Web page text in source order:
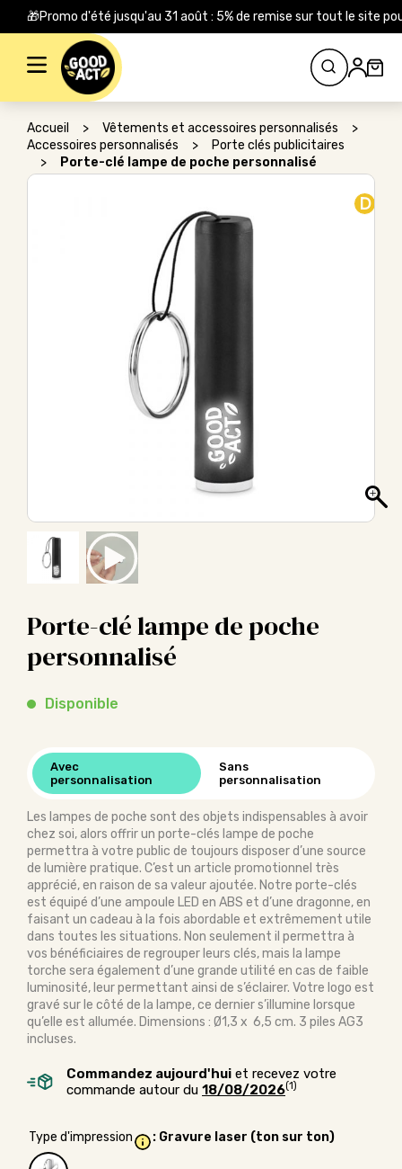
🎁Promo d'été jusqu'au 31 août : 5% de remise sur tout le site
Rechercher :
Accueil > Vêtements et accessoires personnalisés
>
Accessoires personnalisés
>
Porte clés publicitaires
>
Porte-clé lampe de poche personnalisé
D
Porte-clé lampe de poche
personnalisé
Disponible
Avec
personnalisation
Sans
personnalisation
Les lampes de poche sont des objets indispensables à avoir
chez soi, alors offrir un porte-clés lampe de poche
permettra à votre public de toujours disposer d’une source
de lumière pratique. C’est un article promotionnel très
apprécié, en raison de sa valeur ajoutée. Notre porte-clés
est équipé d’une ampoule LED en ABS et d’une dragonne, en
faisant un cadeau à la fois abordable et extrêmement utile
dans toutes les situations. Non seulement il permettra à
vos bénéficiaires de regrouper leurs clés, mais la lampe
torche sera également d’une grande utilité en cas de faible
luminosité, leur permettant ainsi de s’éclairer. Votre logo est
gravé sur le côté de la lampe, ce dernier s’illumine lorsque
qu’elle est allumée. Dimensions : Ø1,3 x 6,5 cm. 3 piles AG3
incluses.
Commandez aujourd'hui et recevez votre
commande autour du 18/08/2026(1)
Type d'impression : Gravure laser (ton sur ton)